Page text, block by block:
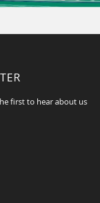
first to hear about us